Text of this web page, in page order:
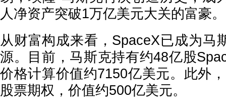
人净资产突破1万亿美元大关的富豪。
从财富构成来看，SpaceX已成为马
源。目前，马斯克持有约48亿股
价格计算价值约7150亿美元。此外
股票期权，价值约500亿美元。